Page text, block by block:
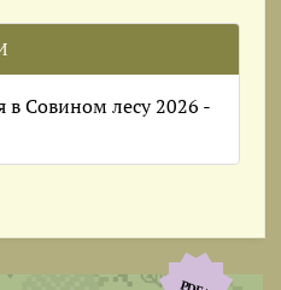
Совином лесу 2026 -